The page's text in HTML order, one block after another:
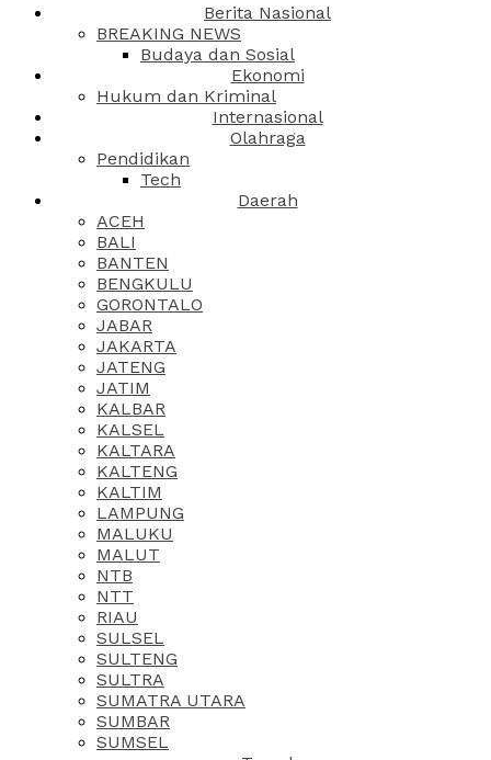
Berita Nasional
BREAKING NEWS
Budaya dan Sosial
Ekonomi
Hukum dan Kriminal
Internasional
Olahraga
Pendidikan
Tech
Daerah
ACEH
BALI
BANTEN
BENGKULU
GORONTALO
JABAR
JAKARTA
JATENG
JATIM
KALBAR
KALSEL
KALTARA
KALTENG
KALTIM
LAMPUNG
MALUKU
MALUT
NTB
NTT
RIAU
SULSEL
SULTENG
SULTRA
SUMATRA UTARA
SUMBAR
SUMSEL